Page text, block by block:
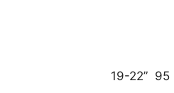
19-22” 95